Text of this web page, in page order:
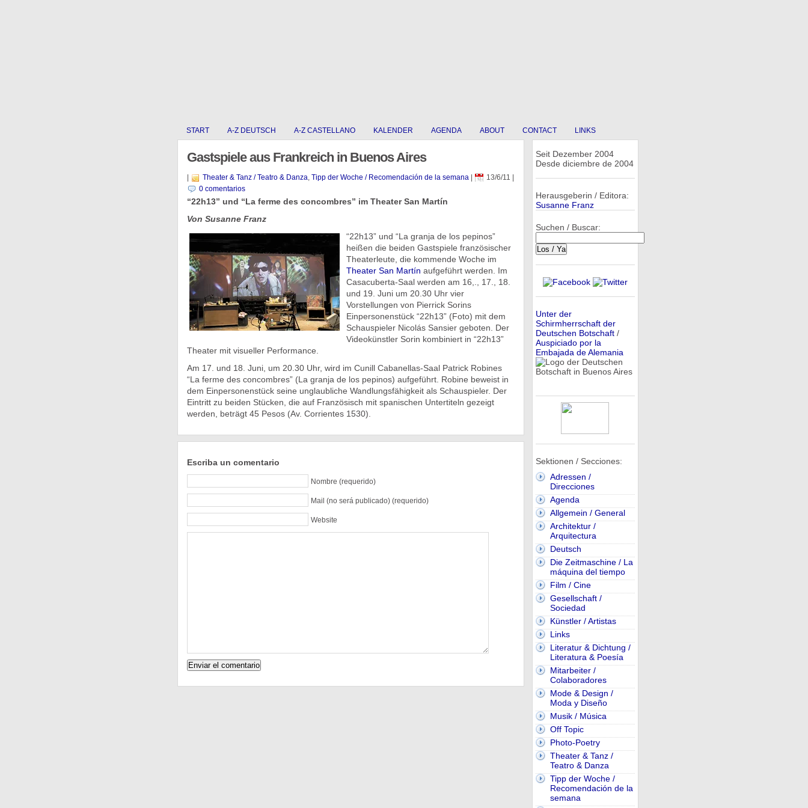
START A-Z DEUTSCH A-Z CASTELLANO KALENDER AGENDA ABOUT CONTACT LINKS
Gastspiele aus Frankreich in Buenos Aires
Theater & Tanz / Teatro & Danza, Tipp der Woche / Recomendación de la semana| 13/6/11
0 comentarios
“22h13” und “La ferme des concombres” im Theater San Martín
Von Susanne Franz
“22h13” und “La granja de los pepinos”
heißen die beiden Gastspiele französischer
Theaterleute, die kommende Woche im
Theater San Martín aufgeführt werden. Im
Casacuberta-Saal werden am 16,., 17., 18.
und 19. Juni um 20.30 Uhr vier
Vorstellungen von Pierrick Sorins
Einpersonenstück “22h13” (Foto) mit dem
Schauspieler Nicolás Sansier geboten. Der
Videokünstler Sorin kombiniert in “22h13”
Theater mit visueller Performance.
Am 17. und 18. Juni, um 20.30 Uhr, wird im Cunill Cabanellas-Saal Patrick Robines
“La ferme des concombres” (La granja de los pepinos) aufgeführt. Robine beweist in
dem Einpersonenstück seine unglaubliche Wandlungsfähigkeit als Schauspieler. Der
Eintritt zu beiden Stücken, die auf Französisch mit spanischen Untertiteln gezeigt
werden, beträgt 45 Pesos (Av. Corrientes 1530).
Escriba un comentario
Nombre (requerido)
Mail (no será publicado) (requerido)
Website
Seit Dezember 2004
Desde diciembre de 2004
Herausgeberin / Editora:
Susanne Franz
Suchen / Buscar:
Unter der
Schirmherrschaft der
Deutschen Botschaft/
Auspiciado por la
Embajada de Alemania
Sektionen / Secciones:
Adressen /
Direcciones
Agenda
Allgemein / General
Architektur /
Arquitectura
Deutsch
Die Zeitmaschine / La
máquina del tiempo
Film / Cine
Gesellschaft /
Sociedad
Künstler / Artistas
Links
Literatur & Dichtung /
Literatura & Poesía
Mitarbeiter /
Colaboradores
Mode & Design /
Moda y Diseño
Musik / Música
Off Topic
Photo-Poetry
Theater & Tanz /
Teatro & Danza
Tipp der Woche /
Recomendación de la
semana